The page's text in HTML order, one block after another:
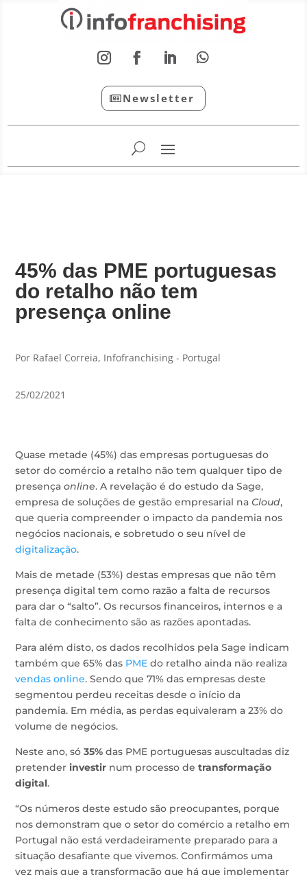
Newsletter
45% das PME portuguesas
do retalho não tem
presença online
Por Rafael Correia, Infofranchising - Portugal
25/02/2021
Quase metade (45%) das empresas portuguesas do
setor do comércio a retalho não tem qualquer tipo de
presençaonline. A revelação é do estudo da Sage,
empresa de soluções de gestão empresarial na Cloud,
que queria compreender o impacto da pandemia nos
negócios nacionais, e sobretudo o seu nível de
digitalização.
Mais de metade (53%) destas empresas que não têm
presença digital tem como razão a falta de recursos
para dar o “salto”. Os recursos financeiros, internos e a
falta de conhecimento são as razões apontadas.
Para além disto, os dados recolhidos pela Sage indicam
também que 65% das PME do retalho ainda não realiza
vendas online. Sendo que 71% das empresas deste
segmentou perdeu receitas desde o início da
pandemia. Em média, as perdas equivaleram a 23% do
volume de negócios.
Neste ano, só 35% das PME portuguesas auscultadas diz
pretenderinvestir num processo detransformação
digital.
“Os números deste estudo são preocupantes, porque
nos demonstram que o setor do comércio a retalho em
Portugal não está verdadeiramente preparado para a
situação desafiante que vivemos. Confirmámos uma
vez mais que a transformação que há que implementar